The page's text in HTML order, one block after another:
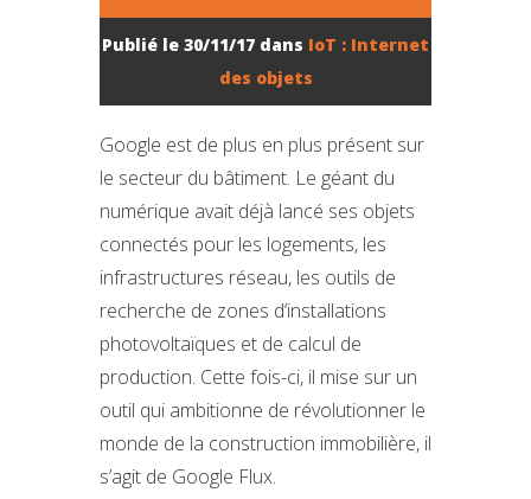
Publié le 30/11/17 dans IoT : Internet
des objets
Google est de plus en plus présent sur
le secteur du bâtiment. Le géant du
numérique avait déjà lancé ses objets
connectés pour les logements, les
infrastructures réseau, les outils de
recherche de zones d’installations
photovoltaïques et de calcul de
production. Cette fois-ci, il mise sur un
outil qui ambitionne de révolutionner le
monde de la construction immobilière, il
s’agit de Google Flux.